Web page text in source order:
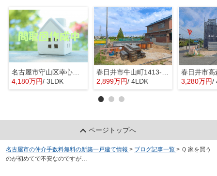
名古屋市守山区幸心２丁目435『仲介料無料』新築戸建て
4,180万円/ 3LDK
春日井市牛山町1413-8『仲介料無料』新築戸建て
2,899万円/ 4LDK 3,280万円/
ページトップへ
名古屋市の仲介手数料無料の新築一戸建て情報 > ブログ記事一覧 > Ｑ 家を買う
のが初めてで不安なのですが…